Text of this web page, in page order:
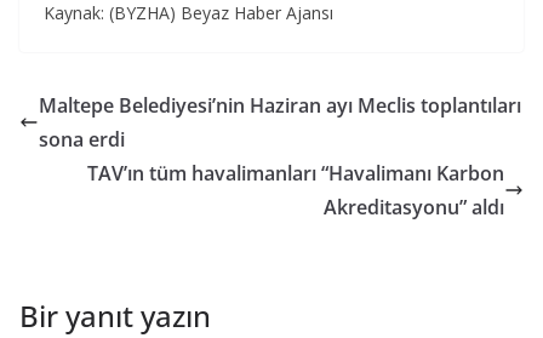
Kaynak: (BYZHA) Beyaz Haber Ajansı
Maltepe Belediyesi’nin Haziran ayı Meclis toplantıları
sona erdi
TAV’ın tüm havalimanları “Havalimanı Karbon
Akreditasyonu” aldı
Bir yanıt yazın